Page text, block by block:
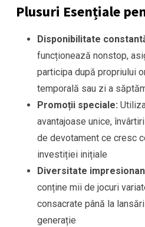
Plusuri Esențiale
Disponibilitate
funcționează nonstop,
participa după propriului
temporală sau zi a
Promoții speciale:
avantajoase unice,
de devotament ce cresc
investiției inițiale
Diversitate
conține mii de jocuri
consacrate până la
generație